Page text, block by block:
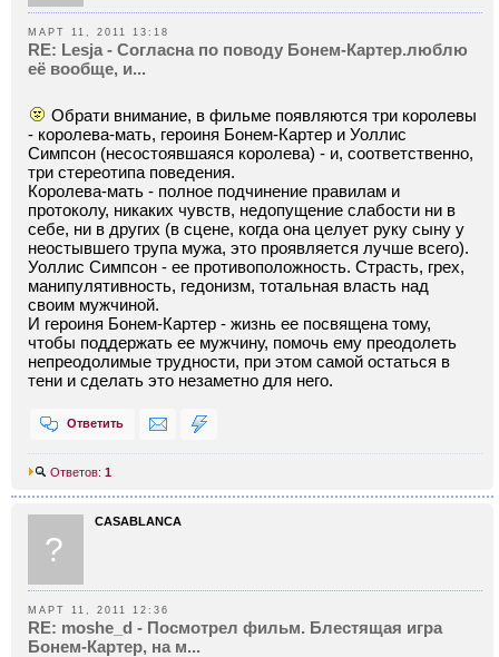
МАРТ 11, 2011 13:18
RE: Lesja - Согласна по поводу Бонем-Картер.люблю
её вообще, и...
Обрати внимание, в фильме появляются три королевы
- королева-мать, героиня Бонем-Картер и Уоллис
Симпсон (несостоявшаяся королева) - и, соответственно,
три стереотипа поведения.
Королева-мать - полное подчинение правилам и
протоколу, никаких чувств, недопущение слабости ни в
себе, ни в других (в сцене, когда она целует руку сыну у
неостывшего трупа мужа, это проявляется лучше всего).
Уоллис Симпсон - ее противоположность. Страсть, грех,
манипулятивность, гедонизм, тотальная власть над
своим мужчиной.
И героиня Бонем-Картер - жизнь ее посвящена тому,
чтобы поддержать ее мужчину, помочь ему преодолеть
непреодолимые трудности, при этом самой остаться в
тени и сделать это незаметно для него.
Ответить
Ответов: 1
?
CASABLANCA
МАРТ 11, 2011 12:36
RE: moshe_d - Посмотрел фильм. Блестящая игра
Бонем-Картер, на м...